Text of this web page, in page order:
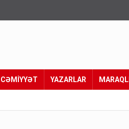
CƏMİYYƏT YAZARLAR MARAQLI